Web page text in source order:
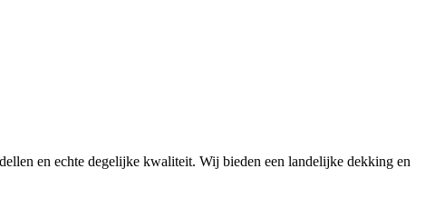
en echte degelijke kwaliteit. Wij bieden een landelijke dekking en